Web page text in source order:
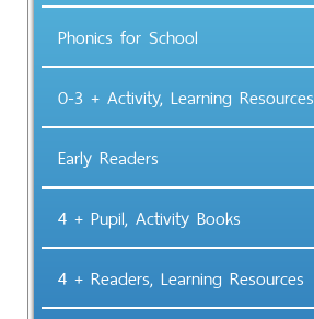
Phonics for School
0-3 + Activity, Learning Resources
Early Readers
4 + Pupil, Activity Books
4 + Readers, Learning Resources